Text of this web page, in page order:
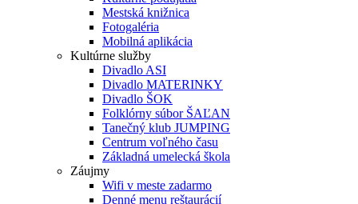
Mestská knižnica
Fotogaléria
Mobilná aplikácia
Kultúrne služby
Divadlo ASI
Divadlo MATERINKY
Divadlo ŠOK
Folklórny súbor ŠAĽAN
Tanečný klub JUMPING
Centrum voľného času
Základná umelecká škola
Záujmy
Wifi v meste zadarmo
Denné menu reštaurácií